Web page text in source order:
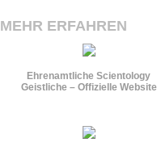
MEHR ERFAHREN
Ehrenamtliche Scientology
Geistliche – Offizielle Website